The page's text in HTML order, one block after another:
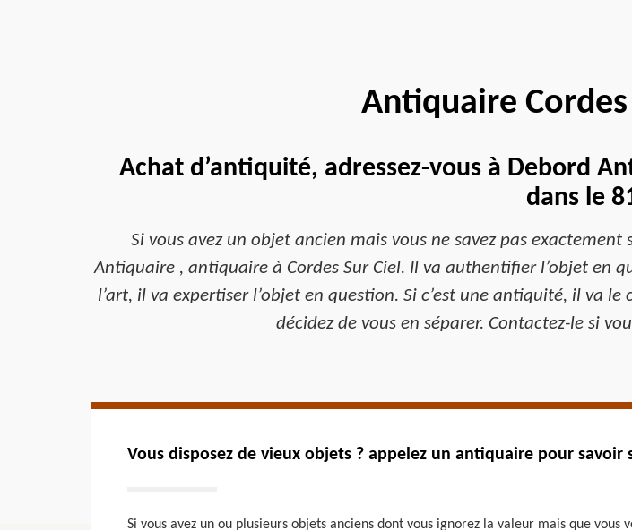
Antiquaire
Achat d’antiquité, adressez-vous à Debord
dans le
Si vous avez un objet ancien mais vous ne savez pas
Antiquaire , antiquaire à Cordes Sur Ciel. Il va authentifier l’objet en
l’art, il va expertiser l’objet en question. Si c’est une antiquité, il va
décidez de vous en séparer. Contactez-le si
Vous disposez de vieux objets ? appelez un antiquaire pour savoir
Si vous avez un ou plusieurs objets anciens dont vous ignorez la valeur mais que